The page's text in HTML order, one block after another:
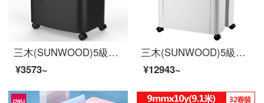
三木(SUNWOOD)5級の秘密保護事務所業務用のシュレッダー(単回7枚で10分間20 Lの紙くず、カード、クリップ、ステープル)SD 9331 D
¥3573~
三木(SUNWOOD)5級の秘密保護事務所商用シュレッダー(シングル17枚で15分30 Lのシュレッダー、カード、光ディスク、クリップ、ホッチキス)PS 8
¥12943~